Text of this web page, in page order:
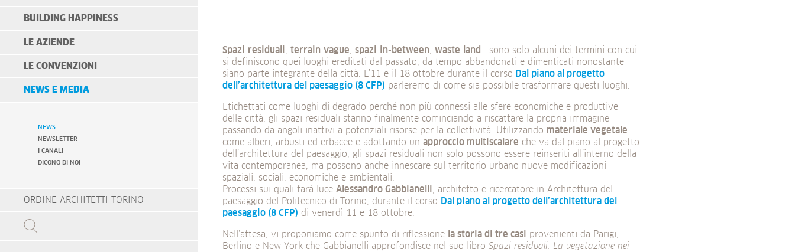
BUILDING HAPPINESS
LE AZIENDE
LE CONVENZIONI
NEWS E MEDIA
NEWS
NEWSLETTER
I CANALI
DICONO DI NOI
ORDINE ARCHITETTI TORINO
Spazi residuali, terrain vague, spazi in-between, waste land… sono solo alcuni dei termini con cui
si definiscono quei luoghi ereditati dal passato, da tempo abbandonati e dimenticati nonostante
siano parte integrante della città. L’11 e il 18 ottobre durante il corso Dal piano al progetto
dell’architettura del paesaggio (8 CFP) parleremo di come sia possibile trasformare questi luoghi.
Etichettati come luoghi di degrado perché non più connessi alle sfere economiche e produttive
delle città, gli spazi residuali stanno finalmente cominciando a riscattare la propria immagine
passando da angoli inattivi a potenziali risorse per la collettività. Utilizzando materiale vegetale
come alberi, arbusti ed erbacee e adottando un approccio multiscalare che va dal piano al progetto
dell’architettura del paesaggio, gli spazi residuali non solo possono essere reinseriti all’interno della
vita contemporanea, ma possono anche innescare sul territorio urbano nuove modificazioni
spaziali, sociali, economiche e ambientali.
Processi sui quali farà luce Alessandro Gabbianelli, architetto e ricercatore in Architettura del
paesaggio del Politecnico di Torino, durante il corso Dal piano al progetto dell’architettura del
paesaggio (8 CFP) di venerdì 11 e 18 ottobre.
Nell’attesa, vi proponiamo come spunto di riflessione la storia di tre casi provenienti da Parigi,
Berlino e New York che Gabbianelli approfondisce nel suo libro Spazi residuali. La vegetazione nei